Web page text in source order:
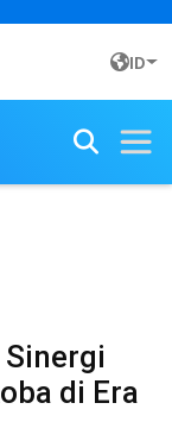
ID
Sinergi
di Era